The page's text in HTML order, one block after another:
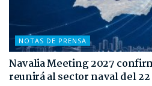
NOTAS DE PRENSA
Navalia Meeting 2027
reunirá al sector naval del